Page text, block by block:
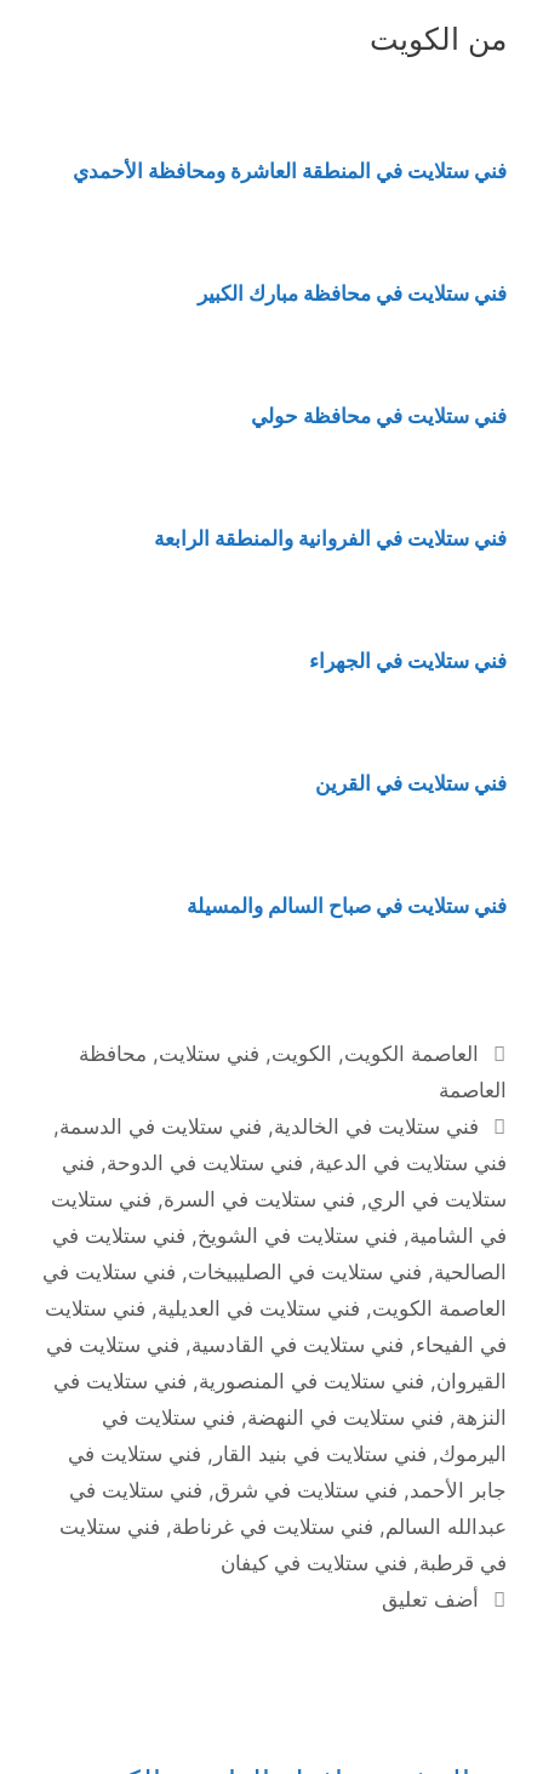
من الكويت
فني ستلايت في المنطقة العاشرة ومحافظة الأحمدي
فني ستلايت في محافظة مبارك الكبير
فني ستلايت في محافظة حولي
فني ستلايت في الفروانية والمنطقة الرابعة
فني ستلايت في الجهراء
فني ستلايت في القرين
فني ستلايت في صباح السالم والمسيلة
التصنيفات
العاصمة الكويت, الكويت, فني ستلايت, محافظة
العاصمة
الوسوم
فني ستلايت في الخالدية, فني ستلايت في الدسمة,
فني ستلايت في الدعية, فني ستلايت في الدوحة, فني
ستلايت في الري, فني ستلايت في السرة, فني ستلايت
في الشامية, فني ستلايت في الشويخ, فني ستلايت في
الصالحية, فني ستلايت في الصليبيخات, فني ستلايت في
العاصمة الكويت, فني ستلايت في العديلية, فني ستلايت
في الفيحاء, فني ستلايت في القادسية, فني ستلايت في
القيروان, فني ستلايت في المنصورية, فني ستلايت في
النزهة, فني ستلايت في النهضة, فني ستلايت في
اليرموك, فني ستلايت في بنيد القار , فني ستلايت في
جابر الأحمد, فني ستلايت في شرق, فني ستلايت في
عبدالله السالم, فني ستلايت في غرناطة, فني ستلايت
في قرطبة, فني ستلايت في كيفان
أضف تعليق